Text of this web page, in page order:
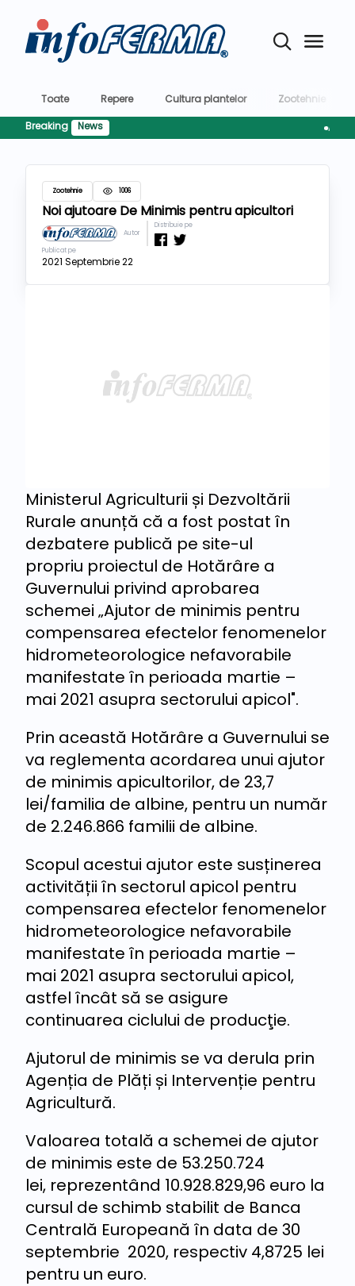
Toate Repere Cultura plantelor
Zootehnie
Breaking
News AFIR
Zootehnie 1006
Noi ajutoare De Minimis pentru apicultori
Autor
Distribuie pe
Publicat pe
2021 Septembrie 22
Ministerul Agriculturii și Dezvoltării
Rurale anunță că a fost postat în
dezbatere publică pe site-ul
propriu proiectul de Hotărâre a
Guvernului privind aprobarea
schemei „Ajutor de minimis pentru
compensarea efectelor fenomenelor
hidrometeorologice nefavorabile
manifestate în perioada martie –
mai 2021 asupra sectorului apicol".
Prin această Hotărâre a Guvernului se
va reglementa acordarea unui ajutor
de minimis apicultorilor, de 23,7
lei/familia de albine, pentru un număr
de 2.246.866 familii de albine.
Scopul acestui ajutor este susținerea
activității în sectorul apicol pentru
compensarea efectelor fenomenelor
hidrometeorologice nefavorabile
manifestate în perioada martie –
mai 2021 asupra sectorului apicol,
astfel încât să se asigure
continuarea ciclului de producţie.
Ajutorul de minimis se va derula prin
Agenția de Plăți și Intervenție pentru
Agricultură.
Valoarea totală a schemei de ajutor
de minimis este de 53.250.724
lei, reprezentând 10.928.829,96 euro la
cursul de schimb stabilit de Banca
Centrală Europeană în data de 30
septembrie 2020, respectiv 4,8725 lei
pentru un euro.